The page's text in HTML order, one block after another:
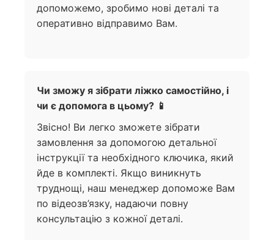
допоможемо, зробимо нові деталі та
оперативно відправимо Вам.
Чи зможу я зібрати ліжко самостійно, і
чи є допомога в цьому? 📱
Звісно! Ви легко зможете зібрати
замовлення за допомогою детальної
інструкції та необхідного ключика, який
йде в комплекті. Якщо виникнуть
труднощі, наш менеджер допоможе Вам
по відеозв’язку, надаючи повну
консультацію з кожної деталі.